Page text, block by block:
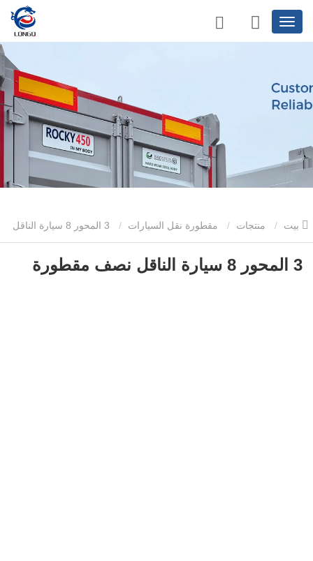
منتجات مقطورة نقل السيارات 3 المحور 8 سيارة الناقل
نصف مقطورة
3 المحور 8 سيارة الناقل نصف مقطورة